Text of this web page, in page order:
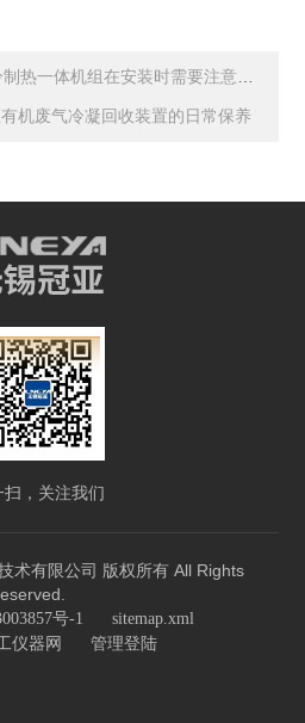
热一体机组在安装时需要注意什么
机废气冷凝回收装置的日常保养
扫，关注我们
术有限公司 版权所有 All Rights
号-1 sitemap.xml
仪器网 管理登陆